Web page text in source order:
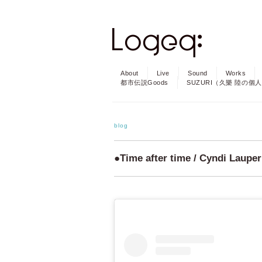
About Live Sound Works
都市伝説Goods
SUZURI（久樂 陸の個人
blog
●Time after time / Cyndi Lauper